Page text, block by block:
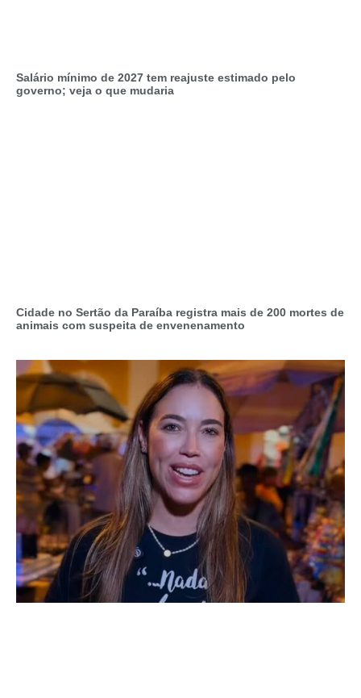
Salário mínimo de 2027 tem reajuste estimado pelo
governo; veja o que mudaria
Cidade no Sertão da Paraíba registra mais de 200 mortes de
animais com suspeita de envenenamento